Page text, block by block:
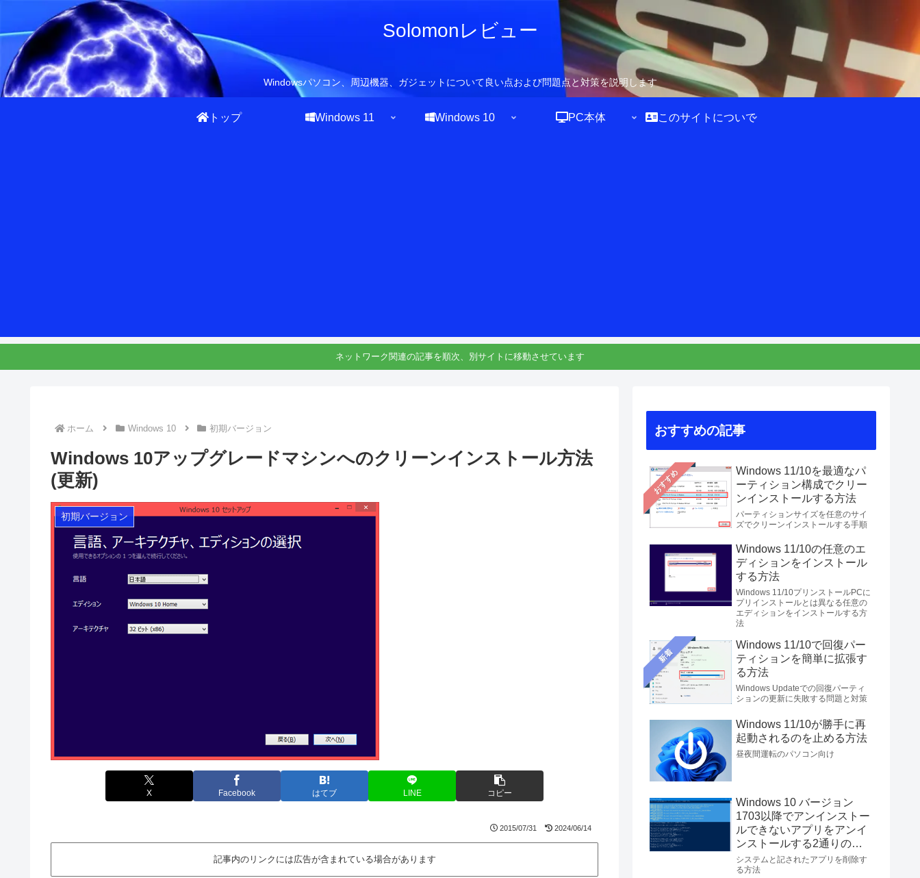
Solomonレビュー
Windowsパソコン、周辺機器、ガジェットについて良い点および問題点と対策を説明します
トップ Windows 11 Windows 10 PC本体 このサイトについて
ネットワーク関連の記事を順次、別サイトに移動させています
ホーム Windows 10 初期バージョン
Windows 10アップグレードマシンへのクリーンインストール方法
(更新)
初期バージョン
X Facebook はてブ LINE コピー
2015/07/31 2024/06/14
記事内のリンクには広告が含まれている場合があります
おすすめの記事
おすすめ
Windows 11/10を最適なパ
ーティション構成でクリー
ンインストールする方法
パーティションサイズを任意のサイ
ズでクリーンインストールする手順
Windows 11/10の任意のエ
ディションをインストール
する方法
Windows 11/10プリンストールPCに
プリインストールとは異なる任意の
エディションをインストールする方
法
新着
Windows 11/10で回復パー
ティションを簡単に拡張す
る方法
Windows Updateでの回復パーティ
ションの更新に失敗する問題と対策
Windows 11/10が勝手に再
起動されるのを止める方法
昼夜間運転のパソコン向け
Windows 10 バージョン
1703以降でアンインストー
ルできないアプリをアンイ
ンストールする2通りの方
法
システムと記されたアプリを削除す
る方法